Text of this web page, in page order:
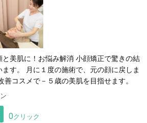
と美肌に！お悩み解消 小顔矯正で驚きの結
ます。 月に１度の施術で、元の顔に戻しま
善コスメで－５歳の美肌を目指せます。
0クリック